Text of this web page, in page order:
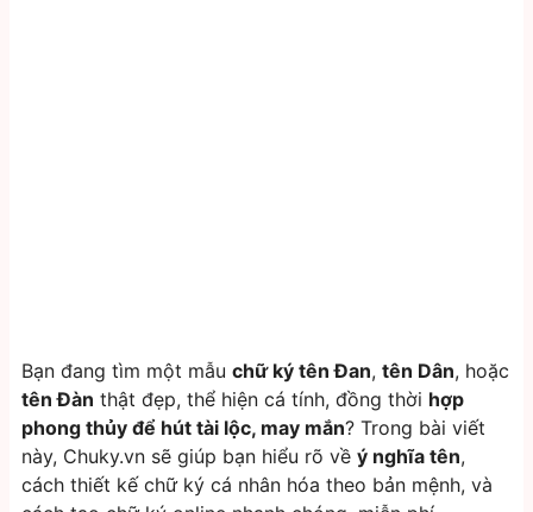
Bạn đang tìm một mẫu chữ ký tên Đan, tên Dân, hoặc
tên Đàn thật đẹp, thể hiện cá tính, đồng thời hợp
phong thủy để hút tài lộc, may mắn? Trong bài viết
này, Chuky.vn sẽ giúp bạn hiểu rõ về ý nghĩa tên,
cách thiết kế chữ ký cá nhân hóa theo bản mệnh, và